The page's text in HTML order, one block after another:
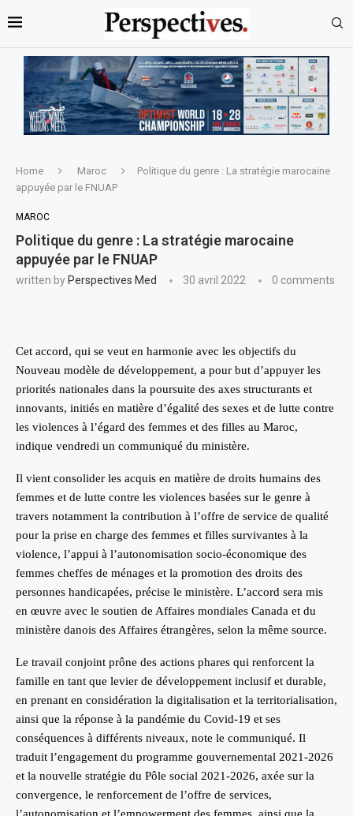
Home Maroc
Politique du genre : La stratégie marocaine
appuyée par le FNUAP
MAROC
Politique du genre : La stratégie marocaine
appuyée par le FNUAP
written by Perspectives Med 30 avril 2022 0 comments
Cet accord, qui se veut en harmonie avec les objectifs du
Nouveau modèle de développement, a pour but d’appuyer les
priorités nationales dans la poursuite des axes structurants et
innovants, initiés en matière d’égalité des sexes et de lutte contre
les violences à l’égard des femmes et des filles au Maroc,
indique vendredi un communiqué du ministère.
Il vient consolider les acquis en matière de droits humains des
femmes et de lutte contre les violences basées sur le genre à
travers notamment la contribution à l’offre de service de qualité
pour la prise en charge des femmes et filles survivantes à la
violence, l’appui à l’autonomisation socio-économique des
femmes cheffes de ménages et la promotion des droits des
personnes handicapées, précise le ministère. L’accord sera mis
en œuvre avec le soutien de Affaires mondiales Canada et du
ministère danois des Affaires étrangères, selon la même source.
Le travail conjoint prône des actions phares qui renforcent la
famille en tant que levier de développement inclusif et durable,
en prenant en considération la digitalisation et la territorialisation,
ainsi que la réponse à la pandémie du Covid-19 et ses
conséquences à différents niveaux, note le communiqué. Il
traduit l’engagement du programme gouvernemental 2021-2026
et la nouvelle stratégie du Pôle social 2021-2026, axée sur la
convergence, le renforcement de l’offre de services,